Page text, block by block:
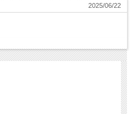
2025/06/22